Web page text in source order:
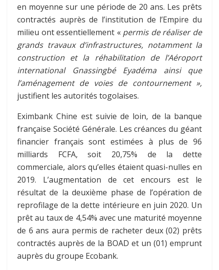
en moyenne sur une période de 20 ans. Les prêts
contractés auprès de l’institution de l’Empire du
milieu ont essentiellement « permis de réaliser de
grands travaux d’infrastructures, notamment la
construction et la réhabilitation de l’Aéroport
international Gnassingbé Eyadéma ainsi que
l’aménagement de voies de contournement »,
justifient les autorités togolaises.
Eximbank Chine est suivie de loin, de la banque
française Société Générale. Les créances du géant
financier français sont estimées à plus de 96
milliards FCFA, soit 20,75% de la dette
commerciale, alors qu’elles étaient quasi-nulles en
2019. L’augmentation de cet encours est le
résultat de la deuxième phase de l’opération de
reprofilage de la dette intérieure en juin 2020. Un
prêt au taux de 4,54% avec une maturité moyenne
de 6 ans aura permis de racheter deux (02) prêts
contractés auprès de la BOAD et un (01) emprunt
auprès du groupe Ecobank.